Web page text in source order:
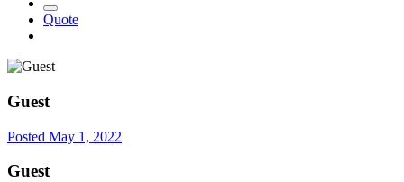
Quote
Guest
Posted May 1, 2022
Guest